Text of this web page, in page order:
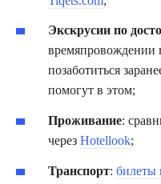
Экскрусии по
времяпровождении
позаботиться
помогут в этом;
Проживание:
через Hotellook;
Транспорт: билеты